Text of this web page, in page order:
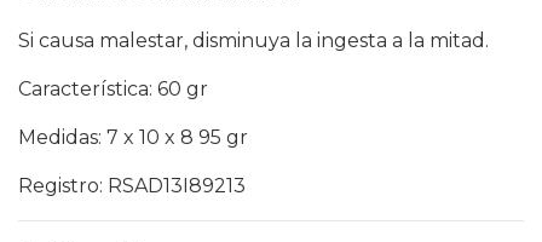
Si causa malestar, disminuya la ingesta a la mitad.
Característica: 60 gr
Medidas: 7 x 10 x 8 95 gr
Registro: RSAD13I89213